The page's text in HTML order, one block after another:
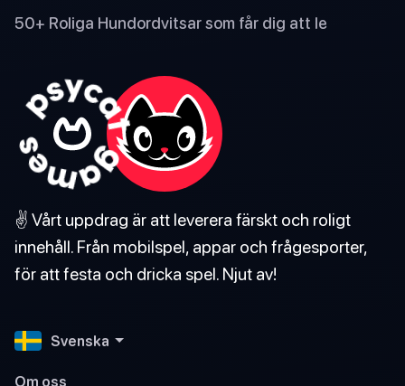
50+ Roliga Hundordvitsar som får dig att le
✌️ Vårt uppdrag är att leverera färskt och roligt
innehåll. Från mobilspel, appar och frågesporter,
för att festa och dricka spel. Njut av!
Svenska
Om oss